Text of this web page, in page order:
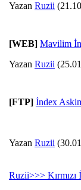
Yazan Ruzii
[WEB] Mavilim
Yazan Ruzii
[FTP] İndex
Yazan Ruzii
Ruzii>>> Kırmızı